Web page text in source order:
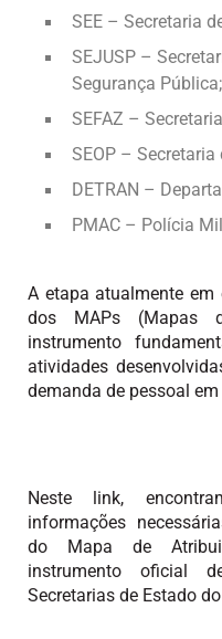
SEE – Secretaria
SEJUSP –
Segurança Pública;
SEFAZ –
SEOP –
DETRAN –
PMAC – Polícia
A etapa atualmente em
dos
MAPs(Mapas
instrumento
atividades
demanda de pessoal
Neste link,
informações
do
Mapa de
instrumento oficial
Secretarias de Estado